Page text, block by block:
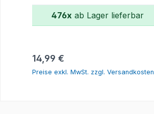
476x ab Lager lieferbar
Regulärer Preis:
14,99 €
Preise exkl. MwSt. zzgl. Versandkosten